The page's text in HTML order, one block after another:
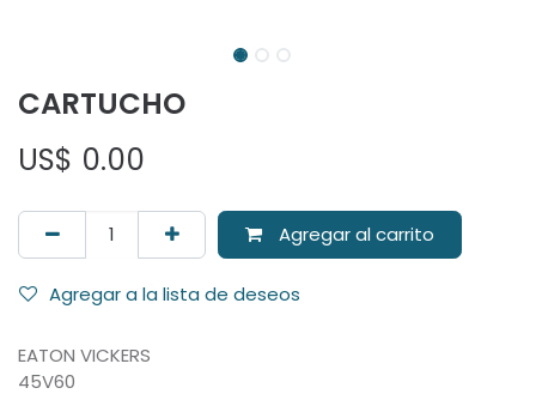
CARTUCHO
US$ 0.00
Agregar al carrito
Agregar a la lista de deseos
EATON VICKERS
45V60